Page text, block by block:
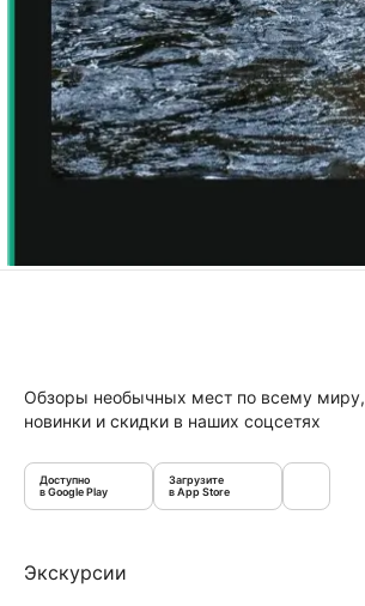
Обзоры необычных мест по всему миру,
новинки и скидки в наших соцсетях
Доступно
в Google Play
Загрузите
в App Store
Экскурсии